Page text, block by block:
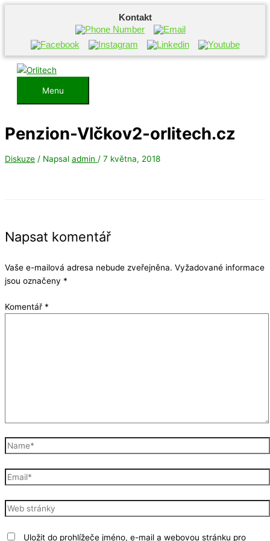
Kontakt
Přeskočit
Menu
Menu
Penzion-Vlčkov2-orlitech.cz
Diskuze / Napsal admin / 7 května, 2018
Napsat komentář
Vaše e-mailová adresa nebude zveřejněna. Vyžadované informace
jsou označeny *
Komentář *
Name*
Email*
Web
stránky
Uložit do prohlížeče jméno, e-mail a webovou stránku pro